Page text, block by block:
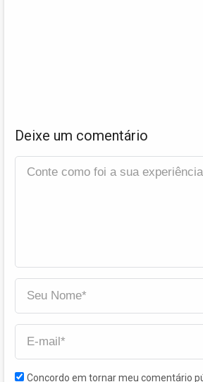
Deixe um comentário
Concordo em tornar meu comentário